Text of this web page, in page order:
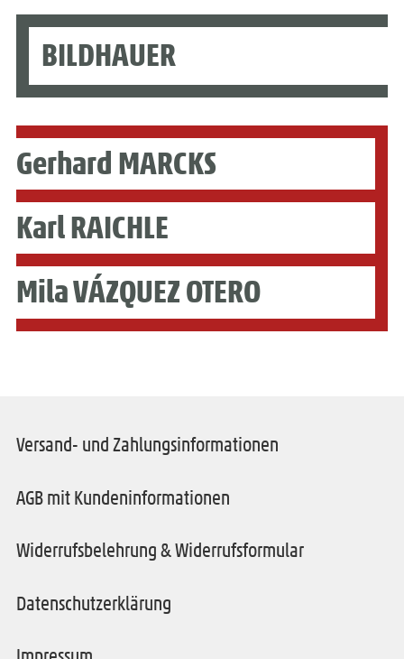
BILDHAUER
Gerhard MARCKS
Karl RAICHLE
Mila VÁZQUEZ OTERO
Versand- und Zahlungsinformationen
AGB mit Kundeninformationen
Widerrufsbelehrung & Widerrufsformular
Datenschutzerklärung